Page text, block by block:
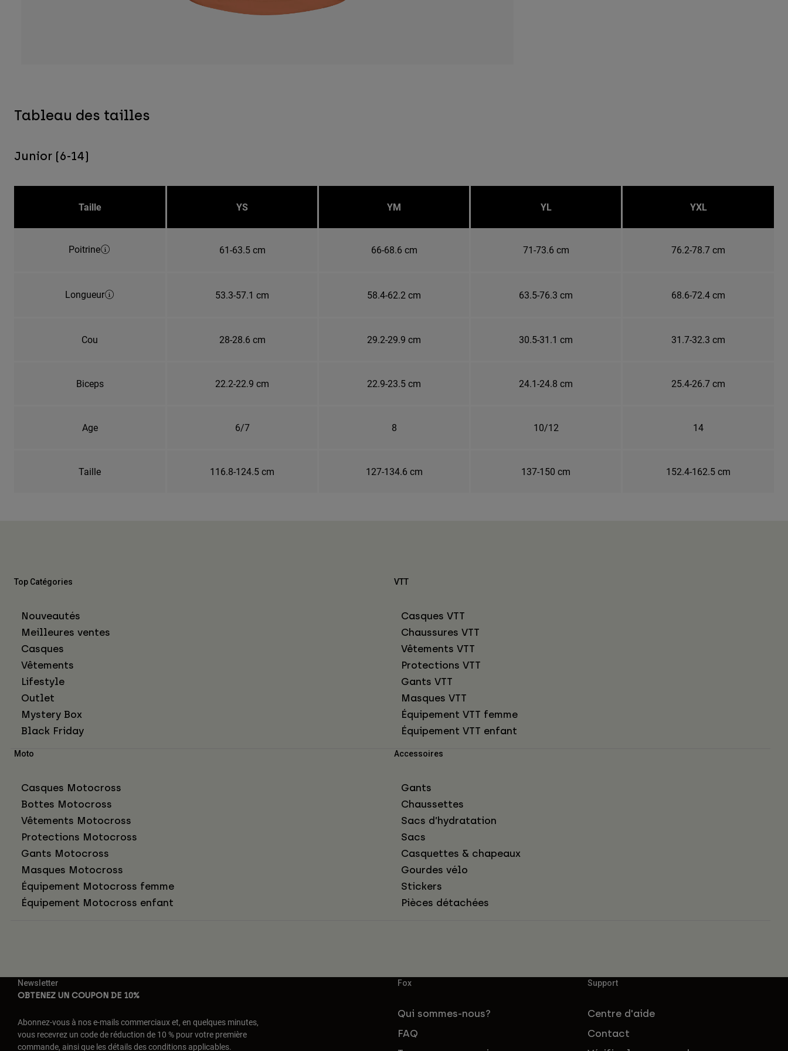
Tableau des tailles
Junior (6-14)
Taille YS YM YL YXL
Poitrine 61-63.5 cm 66-68.6 cm 71-73.6 cm 76.2-78.7 cm
Longueur 53.3-57.1 cm 58.4-62.2 cm 63.5-76.3 cm 68.6-72.4 cm
Cou 28-28.6 cm 29.2-29.9 cm 30.5-31.1 cm 31.7-32.3 cm
Biceps 22.2-22.9 cm 22.9-23.5 cm 24.1-24.8 cm 25.4-26.7 cm
Age 6/7 8 10/12 14
Taille 116.8-124.5 cm 127-134.6 cm 137-150 cm 152.4-162.5 cm
Top Catégories
Nouveautés
Meilleures ventes
Casques
Vêtements
Lifestyle
Outlet
Mystery Box
Black Friday
VTT
Casques VTT
Chaussures VTT
Vêtements VTT
Protections VTT
Gants VTT
Masques VTT
Équipement VTT femme
Équipement VTT enfant
Moto
Casques Motocross
Bottes Motocross
Vêtements Motocross
Protections Motocross
Gants Motocross
Masques Motocross
Équipement Motocross femme
Équipement Motocross enfant
Accessoires
Gants
Chaussettes
Sacs d’hydratation
Sacs
Casquettes & chapeaux
Gourdes vélo
Stickers
Pièces détachées
Newsletter
OBTENEZ UN COUPON DE 10%
Abonnez-vous à nos e-mails commerciaux et, en quelques minutes,
vous recevrez un code de réduction de 10 % pour votre première
commande, ainsi que les détails des conditions applicables.
Fox
Qui sommes-nous?
FAQ
Support
Centre d'aide
Contact